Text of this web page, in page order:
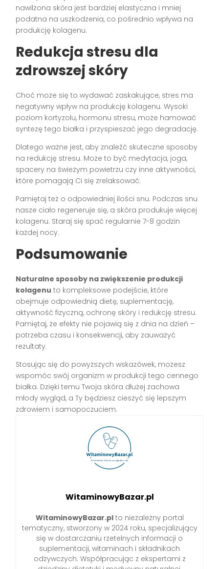
nawilżona skóra jest bardziej elastyczna i mniej
podatna na uszkodzenia, co pośrednio wpływa na
produkcję kolagenu.
Redukcja stresu dla
zdrowszej skóry
Choć może się to wydawać zaskakujące, stres ma
negatywny wpływ na produkcję kolagenu. Wysoki
poziom kortyzolu, hormonu stresu, może hamować
syntezę tego białka i przyspieszać jego degradację.
Dlatego ważne jest, aby znaleźć skuteczne sposoby
na redukcję stresu. Może to być medytacja, joga,
spacery na świeżym powietrzu czy inne aktywności,
które pomagają Ci się zrelaksować.
Pamiętaj też o odpowiedniej ilości snu. Podczas snu
nasze ciało regeneruje się, a skóra produkuje więcej
kolagenu. Staraj się spać regularnie 7-8 godzin
każdej nocy.
Podsumowanie
Naturalne sposoby na zwiększenie produkcji
kolagenu to kompleksowe podejście, które
obejmuje odpowiednią dietę, suplementację,
aktywność fizyczną, ochronę skóry i redukcję stresu.
Pamiętaj, że efekty nie pojawią się z dnia na dzień –
potrzeba czasu i konsekwencji, aby zauważyć
rezultaty.
Stosując się do powyższych wskazówek, możesz
wspomóc swój organizm w produkcji tego cennego
białka. Dzięki temu Twoja skóra dłużej zachowa
młody wygląd, a Ty będziesz cieszyć się lepszym
zdrowiem i samopoczuciem.
WitaminowyBazar.pl
WitaminowyBazar.plto niezależny portal
tematyczny, stworzony w 2024 roku, specjalizujący
się w dostarczaniu rzetelnych informacji o
suplementacji, witaminach i składnikach
odżywczych. Współpracując z ekspertami z